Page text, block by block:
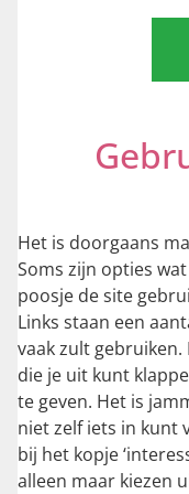
Het is doorgaans
Soms zijn opties
poosje de site
Links staan een
vaak zult gebruiken.
die je uit kunt
te geven. Het is
niet zelf iets in kunt
bij het kopje
alleen maar kiezen